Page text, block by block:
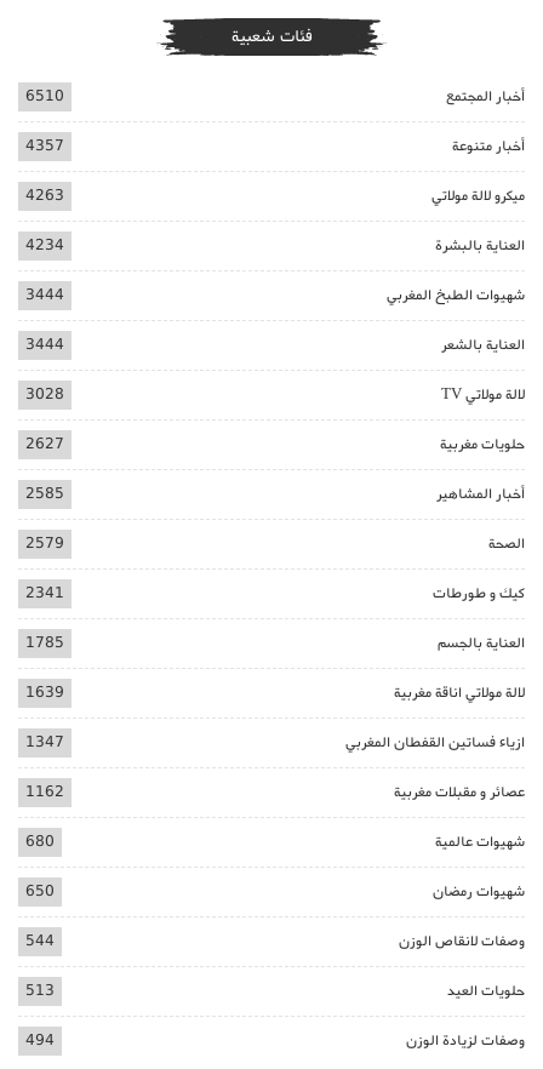
فئات شعبية
أخبار المجتمع 6510
أخبار متنوعة 4357
ميكرو لالة مولاتي 4263
العناية بالبشرة 4234
شهيوات الطبخ المغربي 3444
العناية بالشعر 3444
لالة مولاتي TV 3028
حلويات مغربية 2627
أخبار المشاهير 2585
الصحة 2579
كيك و طورطات 2341
العناية بالجسم 1785
لالة مولاتي اناقة مغربية 1639
ازياء فساتين القفطان المغربي 1347
عصائر و مقبلات مغربية 1162
شهيوات عالمية 680
شهيوات رمضان 650
وصفات لانقاص الوزن 544
حلويات العيد 513
وصفات لزيادة الوزن 494